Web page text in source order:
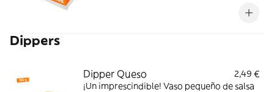
Dippers
Dipper Queso
2,49 €
¡Un imprescindible! Vaso pequeño de salsa